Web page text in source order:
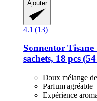
Ajouter
4.1 (13)
Sonnentor
sachets, 18 pcs
Doux mélange
Parfum agréable
Expérience